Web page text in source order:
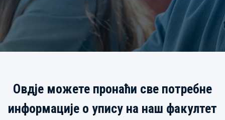
Овдје можете пронаћи све потребне
информације о упису на наш факултет